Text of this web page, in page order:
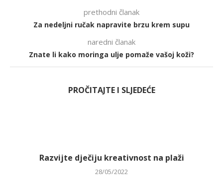
prethodni članak
Za nedeljni ručak napravite brzu krem supu
naredni članak
Znate li kako moringa ulje pomaže vašoj koži?
PROČITAJTE I SLJEDEĆE
Razvijte dječiju kreativnost na plaži
28/05/2022